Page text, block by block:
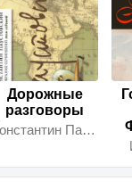
Дорожные
разговоры
Константин Паустовский